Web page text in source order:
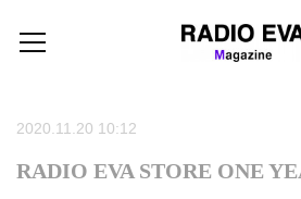
2020.11.20 10:12
RADIO EVA STORE ONE